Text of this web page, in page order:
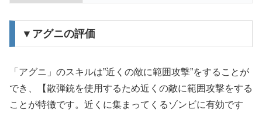
▼アグニの評価
「アグニ」のスキルは”近くの敵に範囲攻撃”をすることが
でき、【散弾銃を使用するため近くの敵に範囲攻撃をする
ことが特徴です。近くに集まってくるゾンビに有効です